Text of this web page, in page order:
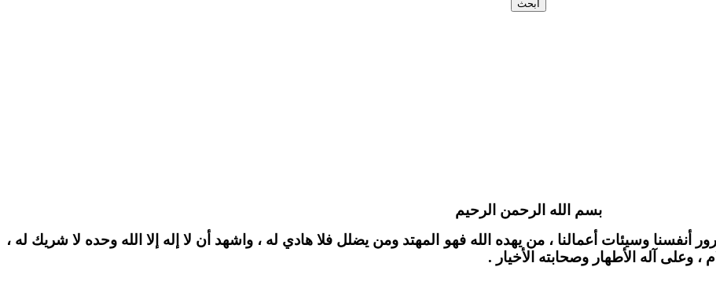
بسم الله الرحمن الرحيم
أنفسنا وسيئات أعمالنا ، من يهده الله فهو المهتد ومن يضلل فلا هادي له ، واشهد أن لا إله إلا الله وحده لا شريك له ،
وعلى آله الأطهار وصحابته الأخيار .